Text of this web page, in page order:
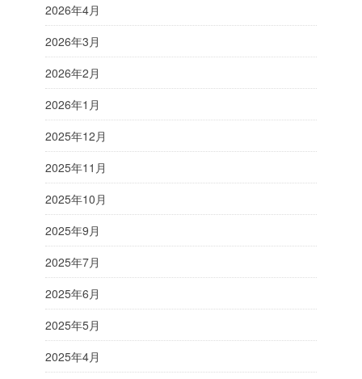
2026年4月
2026年3月
2026年2月
2026年1月
2025年12月
2025年11月
2025年10月
2025年9月
2025年7月
2025年6月
2025年5月
2025年4月